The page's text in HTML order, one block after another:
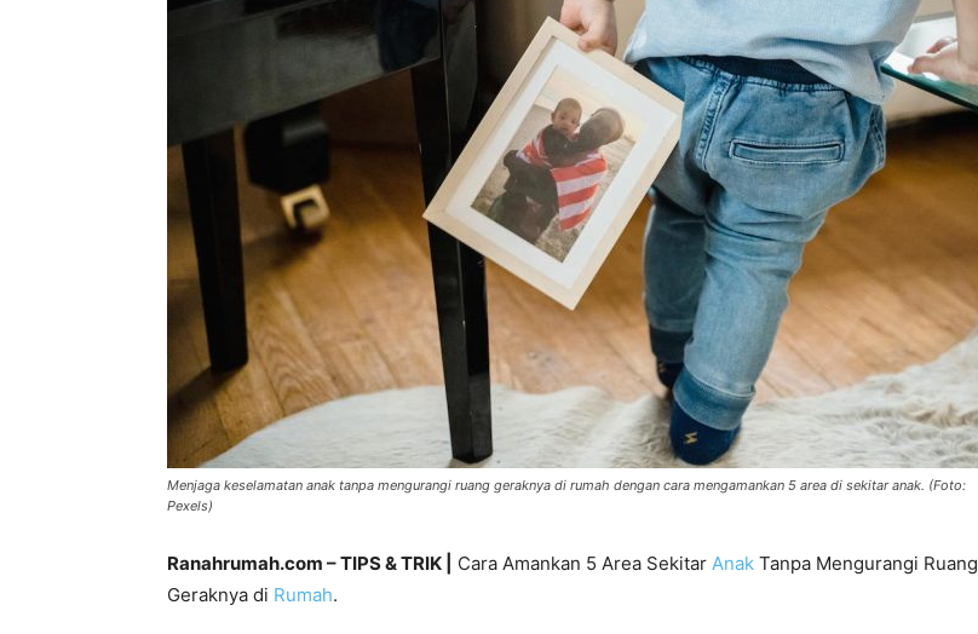
Menjaga keselamatan anak tanpa mengurangi ruang geraknya di rumah dengan cara mengamankan 5 area di sekitar anak. (Foto:
Pexels)
Ranahrumah.com – TIPS & TRIK | Cara Amankan 5 Area Sekitar Anak Tanpa Mengurangi Ruang
Geraknya di Rumah.